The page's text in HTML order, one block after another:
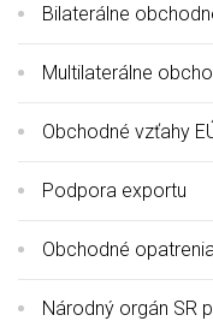
Bilaterálne
Multilaterálne
Obchodné vzťahy
Podpora exportu
Obchodné
Národný orgán SR